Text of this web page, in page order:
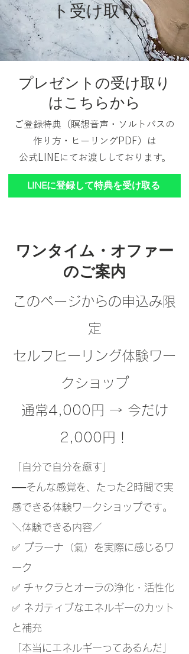
ト受け取り
プレゼントの受け取り
はこちらから
ご登録特典（瞑想音声・ソルトバスの
作り方・ヒーリングPDF）は
公式LINEにてお渡ししております。
LINEに登録して特典を受け取る
ワンタイム・オファー
のご案内
このページからの申込み限
定
セルフヒーリング体験ワー
クショップ
通常4,000円 → 今だけ
2,000円！
「自分で自分を癒す」
──そんな感覚を、たった2時間で実
感できる体験ワークショップです。
＼体験できる内容／
✅ プラーナ（氣）を実際に感じるワ
ーク
✅ チャクラとオーラの浄化・活性化
✅ ネガティブなエネルギーのカット
と補充
「本当にエネルギーってあるんだ」